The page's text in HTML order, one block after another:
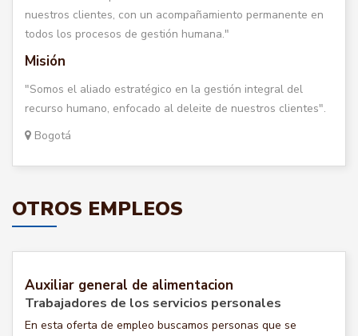
nuestros clientes, con un acompañamiento permanente en
todos los procesos de gestión humana."
Misión
"Somos el aliado estratégico en la gestión integral del
recurso humano, enfocado al deleite de nuestros clientes".
Bogotá
OTROS EMPLEOS
Auxiliar general de alimentacion
Trabajadores de los servicios personales
En esta oferta de empleo buscamos personas que se